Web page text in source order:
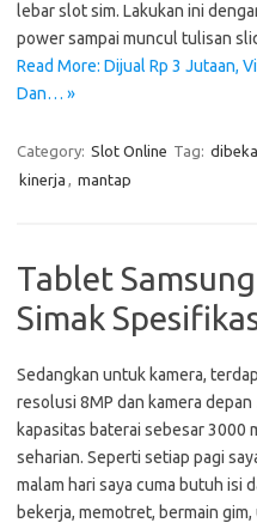
lebar slot sim. Lakukan ini
power sampai muncul tulisan
Read More: Dijual Rp 3 Jutaan,
Dan… »
Category: Slot Online Tag:
kinerja , mantap
Tablet
Simak
Sedangkan untuk kamera,
resolusi 8MP dan kamera depan
kapasitas baterai sebesar 3000
seharian. Seperti setiap pagi
malam hari saya cuma butuh isi
bekerja, memotret, bermain